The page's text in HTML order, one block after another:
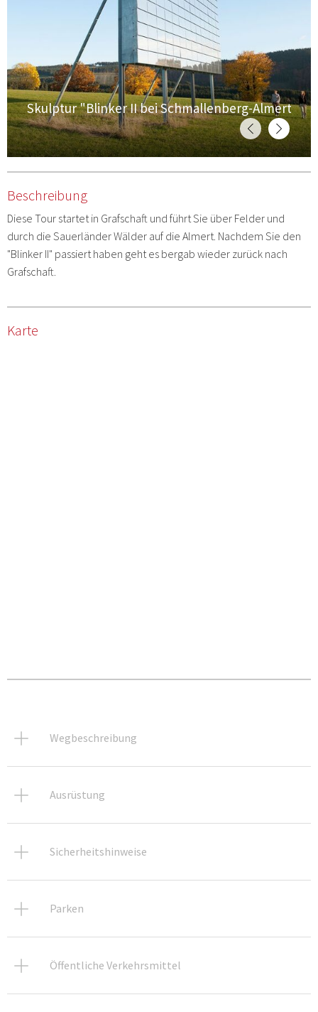
Skulptur "Blinker II bei Schmallenberg-Almert
Beschreibung
Diese Tour startet in Grafschaft und führt Sie über Felder und
durch die Sauerländer Wälder auf die Almert. Nachdem Sie den
"Blinker II" passiert haben geht es bergab wieder zurück nach
Grafschaft.
Karte
Wegbeschreibung
Ausrüstung
Sicherheitshinweise
Parken
Öffentliche Verkehrsmittel